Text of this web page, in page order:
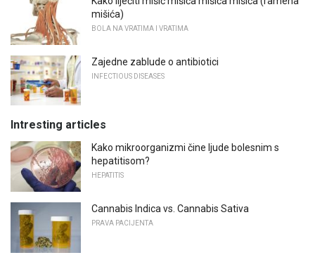
mišića)
BOLA NA VRATIMA I VRATIMA
Zajedne zablude o antibiotici
INFECTIOUS DISEASES
Intresting articles
Kako mikroorganizmi čine ljude bolesnim s
hepatitisom?
HEPATITIS
Cannabis Indica vs. Cannabis Sativa
PRAVA PACIJENTA